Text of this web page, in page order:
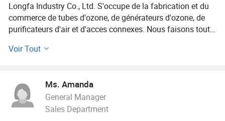
Longfa Industry Co., Ltd. S'occupe de la fabrication et du
commerce de tubes d'ozone, de générateurs d'ozone, de
purificateurs d'air et d'acces connexes. Nous faisons tout
qualité et à jour, accompagnés de nos excellents services,
Envoyez-nous vos questions pour un échantillon
aujourd'hui et vous trouverez que nous sommes celui que
vous pouvez faire confiance.
Voir Tout
Ms. Amanda
General Manager
Sales Department